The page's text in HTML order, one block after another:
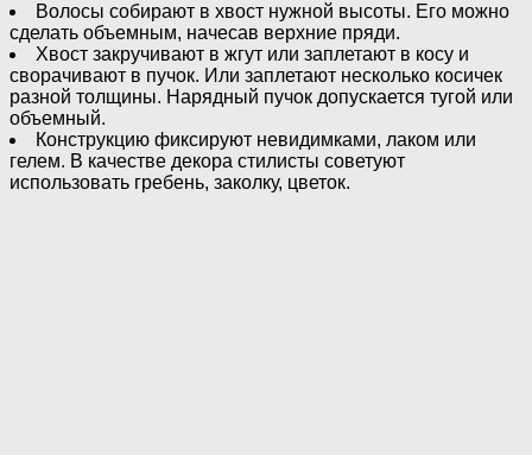
Волосы собирают в хвост нужной высоты. Его можно
сделать объемным, начесав верхние пряди.
Хвост закручивают в жгут или заплетают в косу и
сворачивают в пучок. Или заплетают несколько косичек
разной толщины. Нарядный пучок допускается тугой или
объемный.
Конструкцию фиксируют невидимками, лаком или
гелем. В качестве декора стилисты советуют
использовать гребень, заколку, цветок.